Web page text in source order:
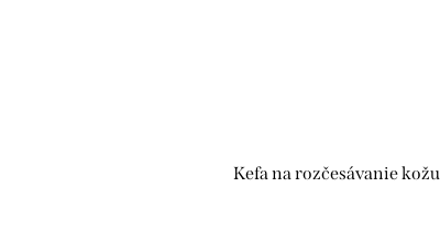
Kefa na rozčesávanie